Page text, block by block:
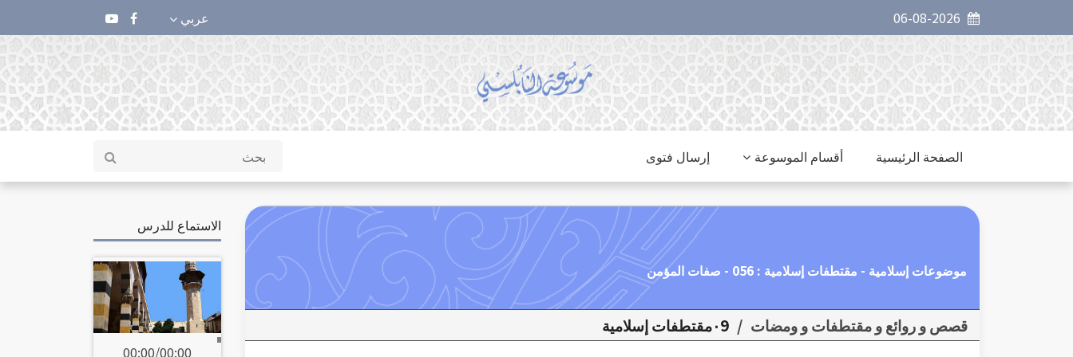
عربي
الصفحة الرئيسية أقسام الموسوعة إرسال فتوى
موضوعات إسلامية - مقتطفات إسلامية : 056 - صفات المؤمن
قصص و روائع و مقتطفات و ومضات / ٠9مقتطفات إسلامية
الاستماع للدرس
00:00/00:00